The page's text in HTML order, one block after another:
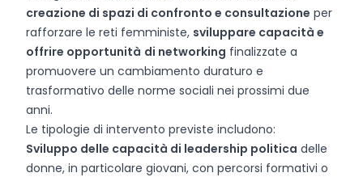
creazione di spazi di confronto e consultazione per
rafforzare le reti femministe, sviluppare capacità e
offrire opportunità di networking finalizzate a
promuovere un cambiamento duraturo e
trasformativo delle norme sociali nei prossimi due
anni.
Le tipologie di intervento previste includono:
Sviluppo delle capacità di leadership politica delle
donne, in particolare giovani, con percorsi formativi o